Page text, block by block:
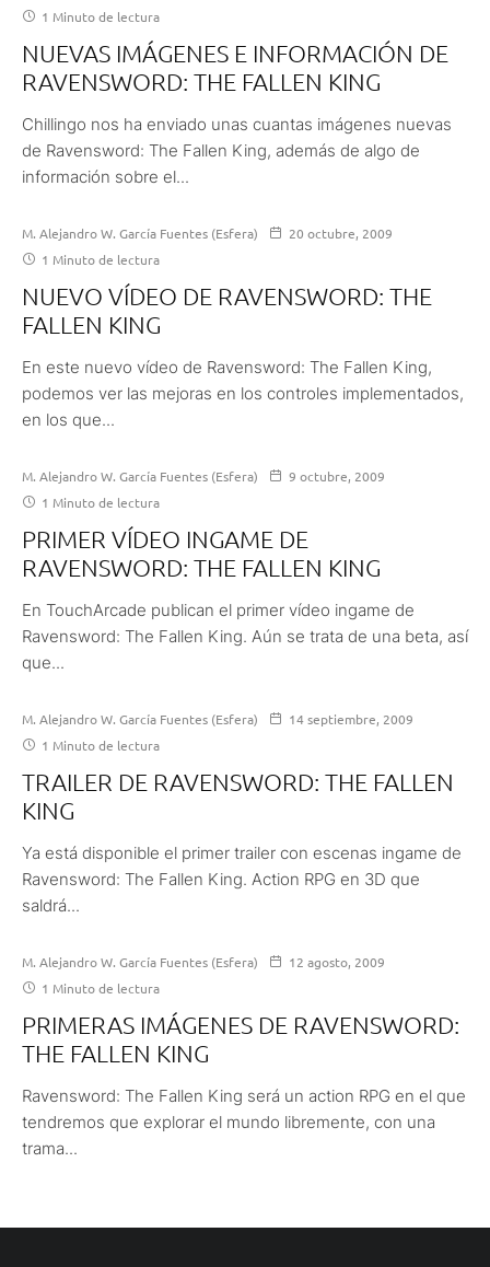
1 Minuto de lectura
NUEVAS IMÁGENES E INFORMACIÓN DE
RAVENSWORD: THE FALLEN KING
Chillingo nos ha enviado unas cuantas imágenes nuevas
de Ravensword: The Fallen King, además de algo de
información sobre el...
M. Alejandro W. García Fuentes (Esfera)
20 octubre, 2009
1 Minuto de lectura
NUEVO VÍDEO DE RAVENSWORD: THE
FALLEN KING
En este nuevo vídeo de Ravensword: The Fallen King,
podemos ver las mejoras en los controles implementados,
en los que...
M. Alejandro W. García Fuentes (Esfera)
9 octubre, 2009
1 Minuto de lectura
PRIMER VÍDEO INGAME DE
RAVENSWORD: THE FALLEN KING
En TouchArcade publican el primer vídeo ingame de
Ravensword: The Fallen King. Aún se trata de una beta, así
que...
M. Alejandro W. García Fuentes (Esfera)
14 septiembre, 2009
1 Minuto de lectura
TRAILER DE RAVENSWORD: THE FALLEN
KING
Ya está disponible el primer trailer con escenas ingame de
Ravensword: The Fallen King. Action RPG en 3D que
saldrá...
M. Alejandro W. García Fuentes (Esfera)
12 agosto, 2009
1 Minuto de lectura
PRIMERAS IMÁGENES DE RAVENSWORD:
THE FALLEN KING
Ravensword: The Fallen King será un action RPG en el que
tendremos que explorar el mundo libremente, con una
trama...